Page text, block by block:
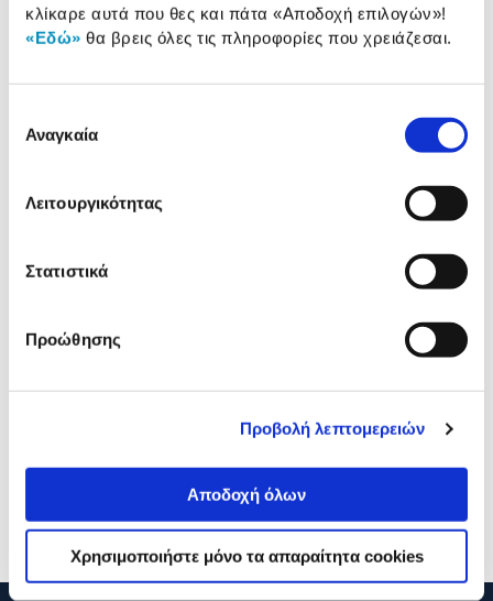
κλίκαρε αυτά που θες και πάτα «Αποδοχή επιλογών»!
«Εδώ» θα βρεις όλες τις πληροφορίες που χρειάζεσαι.
συγκατάθεσης
Αναγκαία
Λειτουργικότητας
Στατιστικά
Προώθησης
Προβολή λεπτομερειών
Αποδοχή όλων
Χρησιμοποιήστε μόνο τα απαραίτητα cookies
Προδιαγραφές
Αξιολογήσεις
Δες τι κλίκαραν όσοι είδαν το ίδιο
προϊόν με εσένα!